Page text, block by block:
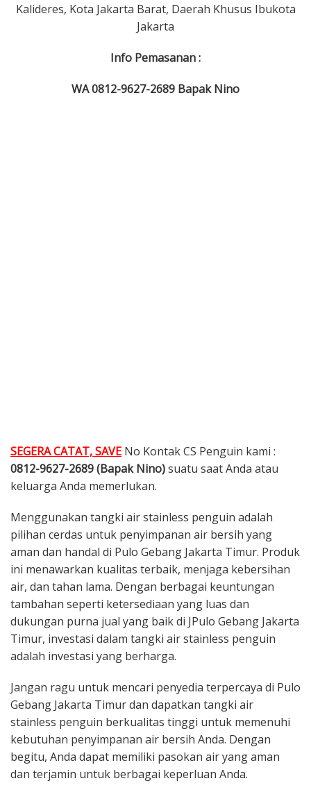
Kalideres, Kota Jakarta Barat, Daerah Khusus Ibukota
Jakarta
Info Pemasanan :
WA 0812-9627-2689 Bapak Nino
SEGERA CATAT, SAVE No Kontak CS Penguin kami :
0812-9627-2689 (Bapak Nino)suatu saat Anda atau
keluarga Anda memerlukan.
Menggunakan tangki air stainless penguin adalah
pilihan cerdas untuk penyimpanan air bersih yang
aman dan handal di Pulo Gebang Jakarta Timur. Produk
ini menawarkan kualitas terbaik, menjaga kebersihan
air, dan tahan lama. Dengan berbagai keuntungan
tambahan seperti ketersediaan yang luas dan
dukungan purna jual yang baik di JPulo Gebang Jakarta
Timur, investasi dalam tangki air stainless penguin
adalah investasi yang berharga.
Jangan ragu untuk mencari penyedia terpercaya di Pulo
Gebang Jakarta Timur dan dapatkan tangki air
stainless penguin berkualitas tinggi untuk memenuhi
kebutuhan penyimpanan air bersih Anda. Dengan
begitu, Anda dapat memiliki pasokan air yang aman
dan terjamin untuk berbagai keperluan Anda.